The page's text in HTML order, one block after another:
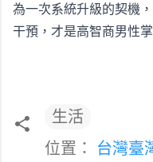
為一次系統升級的契機
干預，才是高智商男性
生活
位置： 台灣臺